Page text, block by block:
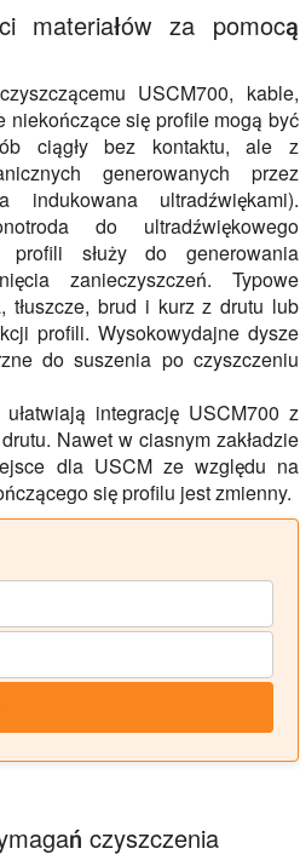
materiałów za pomocą
USCM700, kable,
niekończące się profile mogą być
ciągły bez kontaktu, ale z
generowanych przez
indukowana ultradźwiękami).
do ultradźwiękowego
profili służy do generowania
zanieczyszczeń. Typowe
tłuszcze, brud i kurz z drutu lub
profili. Wysokowydajne dysze
do suszenia po czyszczeniu
integrację USCM700 z
Nawet w ciasnym zakładzie
dla USCM ze względu na
się profilu jest zmienny.
czyszczenia